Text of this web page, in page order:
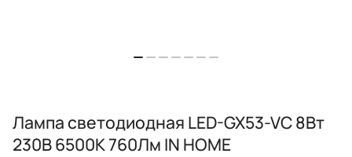
Лампа светодиодная LED-GX53-VC 8Вт
230В 6500К 760Лм IN HOME